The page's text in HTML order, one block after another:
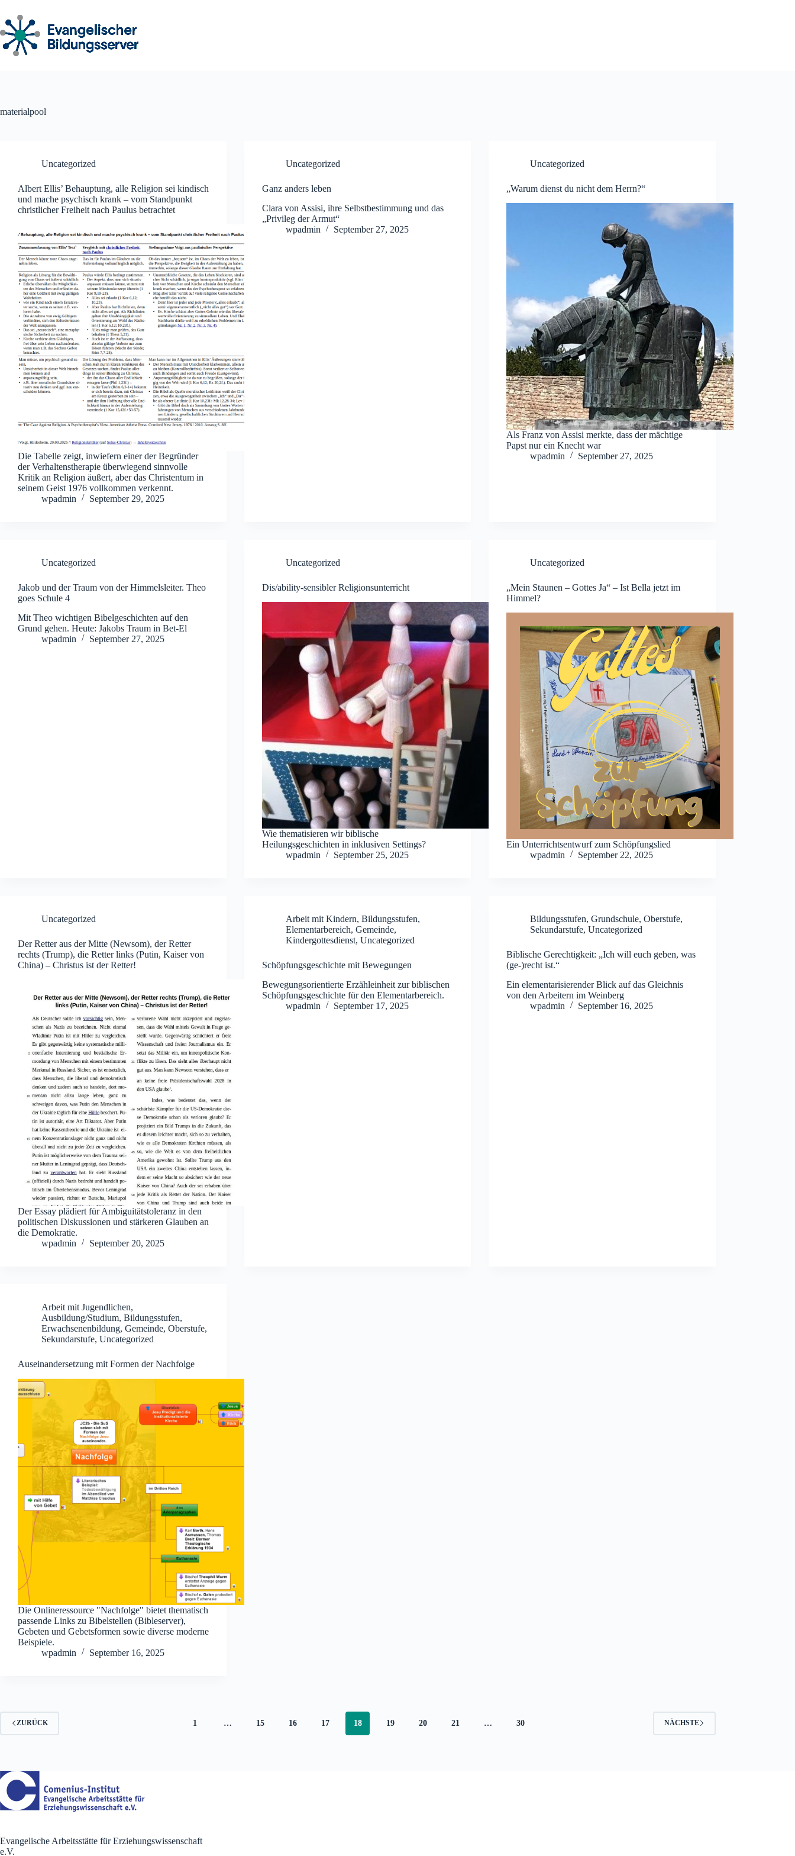
Inhalt
springen
materialpool
Uncategorized
Albert Ellis’ Behauptung, alle Religion sei kindisch
und mache psychisch krank – vom Standpunkt
christlicher Freiheit nach Paulus betrachtet
Die Tabelle zeigt, inwiefern einer der Begründer
der Verhaltenstherapie überwiegend sinnvolle
Kritik an Religion äußert, aber das Christentum in
seinem Geist 1976 vollkommen verkennt.
wpadmin
September 29, 2025
Uncategorized
Ganz anders leben
Clara von Assisi, ihre Selbstbestimmung und das
„Privileg der Armut“
wpadmin
September 27, 2025
Uncategorized
„Warum dienst du nicht dem Herrn?“
Als Franz von Assisi merkte, dass der mächtige
Papst nur ein Knecht war
wpadmin
September 27, 2025
Uncategorized
Jakob und der Traum von der Himmelsleiter. Theo
goes Schule 4
Mit Theo wichtigen Bibelgeschichten auf den
Grund gehen. Heute: Jakobs Traum in Bet-El
wpadmin
September 27, 2025
Uncategorized
Dis/ability-sensibler Religionsunterricht
Wie thematisieren wir biblische
Heilungsgeschichten in inklusiven Settings?
wpadmin
September 25, 2025
Uncategorized
„Mein Staunen – Gottes Ja“ – Ist Bella jetzt im
Himmel?
Ein Unterrichtsentwurf zum Schöpfungslied
wpadmin
September 22, 2025
Uncategorized
Der Retter aus der Mitte (Newsom), der Retter
rechts (Trump), die Retter links (Putin, Kaiser von
China) – Christus ist der Retter!
Der Essay plädiert für Ambiguitätstoleranz in den
politischen Diskussionen und stärkeren Glauben an
die Demokratie.
wpadmin
September 20, 2025
Arbeit mit Kindern,Bildungsstufen,
Elementarbereich,Gemeinde,
Kindergottesdienst,Uncategorized
Schöpfungsgeschichte mit Bewegungen
Bewegungsorientierte Erzähleinheit zur biblischen
Schöpfungsgeschichte für den Elementarbereich.
wpadmin
September 17, 2025
Bildungsstufen,Grundschule,Oberstufe,
Sekundarstufe,Uncategorized
Biblische Gerechtigkeit: „Ich will euch geben, was
(ge-)recht ist.“
Ein elementarisierender Blick auf das Gleichnis
von den Arbeitern im Weinberg
wpadmin
September 16, 2025
Arbeit mit Jugendlichen,
Ausbildung/Studium, Bildungsstufen,
Erwachsenenbildung, Gemeinde, Oberstufe,
Sekundarstufe, Uncategorized
Auseinandersetzung mit Formen der Nachfolge
Die Onlineressource "Nachfolge" bietet thematisch
passende Links zu Bibelstellen (Bibleserver),
Gebeten und Gebetsformen sowie diverse moderne
Beispiele.
wpadmin
September 16, 2025
ZURÜCK 1 … 15 16 17 18 19 20 21 … 30 NÄCHSTE
Evangelische Arbeitsstätte für Erziehungswissenschaft
e.V.